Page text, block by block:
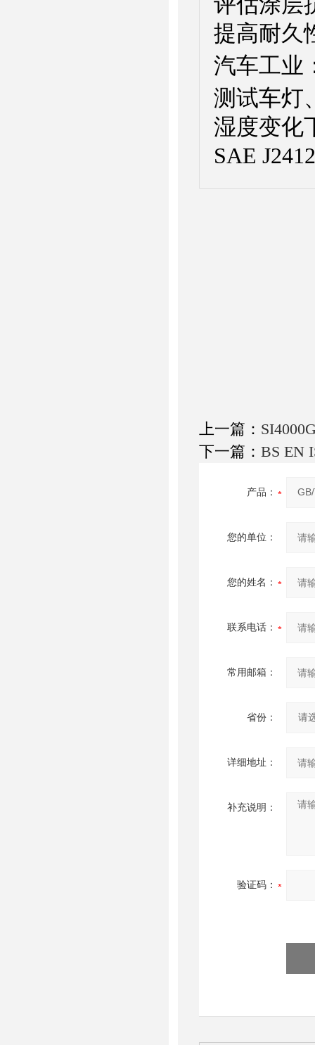
提高耐久
汽车工业
测试车灯
湿度变化
SAE
上一篇：
下一篇： BS EN
产品：
您的单位：
您的姓名：
联系电话：
常用邮箱：
省份：
详细地址：
补充说明：
验证码：